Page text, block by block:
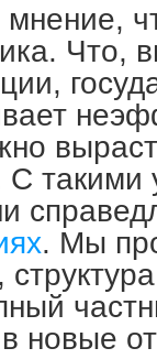
Что,
С
. Мы
новые